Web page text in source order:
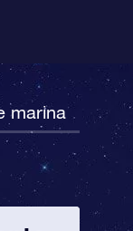
marina